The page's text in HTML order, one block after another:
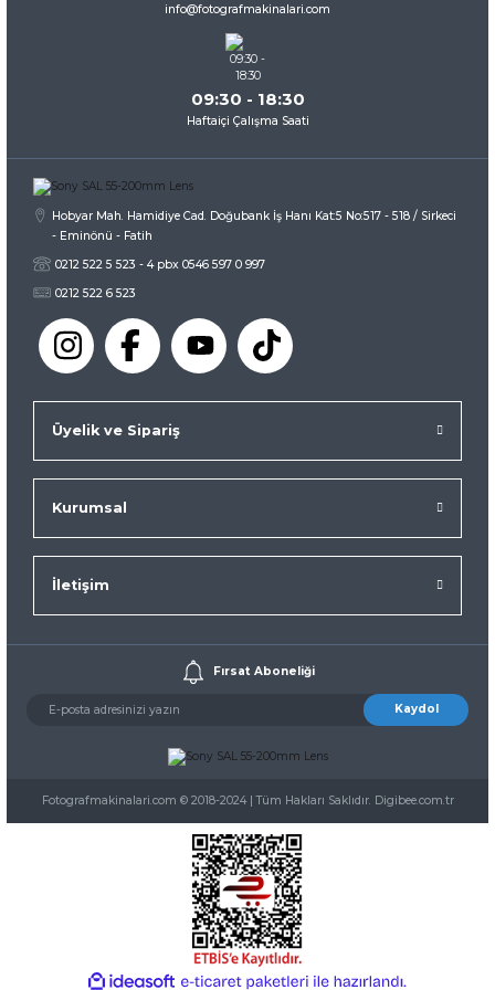
info@fotografmakinalari.com
09:30 - 18:30
Haftaiçi Çalışma Saati
Hobyar Mah. Hamidiye Cad. Doğubank İş Hanı Kat:5 No:517 - 518 / Sirkeci
- Eminönü - Fatih
0212 522 5 523 - 4 pbx 0546 597 0 997
0212 522 6 523
Üyelik ve Sipariş
Kurumsal
İletişim
Fırsat Aboneliği
Kaydol
Fotografmakinalari.com © 2018-2024 | Tüm Hakları Saklıdır. Digibee.com.tr
ideasoft e-